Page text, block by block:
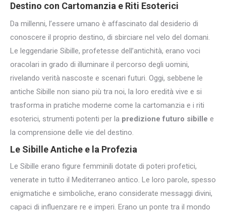
Destino con Cartomanzia e Riti Esoterici
Da millenni, l’essere umano è affascinato dal desiderio di
conoscere il proprio destino, di sbirciare nel velo del domani.
Le leggendarie Sibille, profetesse dell’antichità, erano voci
oracolari in grado di illuminare il percorso degli uomini,
rivelando verità nascoste e scenari futuri. Oggi, sebbene le
antiche Sibille non siano più tra noi, la loro eredità vive e si
trasforma in pratiche moderne come la cartomanzia e i riti
esoterici, strumenti potenti per la predizione futuro sibille e
la comprensione delle vie del destino.
Le Sibille Antiche e la Profezia
Le Sibille erano figure femminili dotate di poteri profetici,
venerate in tutto il Mediterraneo antico. Le loro parole, spesso
enigmatiche e simboliche, erano considerate messaggi divini,
capaci di influenzare re e imperi. Erano un ponte tra il mondo